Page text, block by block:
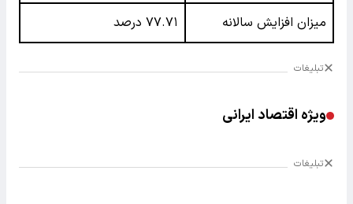
میزان افزایش سالانه ۷۷.۷۱ درصد
تبلیغات
ویژه اقتصاد ایرانی
تبلیغات